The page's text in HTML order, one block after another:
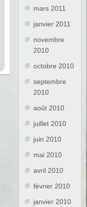
mars 2011
janvier 2011
novembre
2010
octobre 2010
septembre
2010
août 2010
juillet 2010
juin 2010
mai 2010
avril 2010
février 2010
janvier 2010